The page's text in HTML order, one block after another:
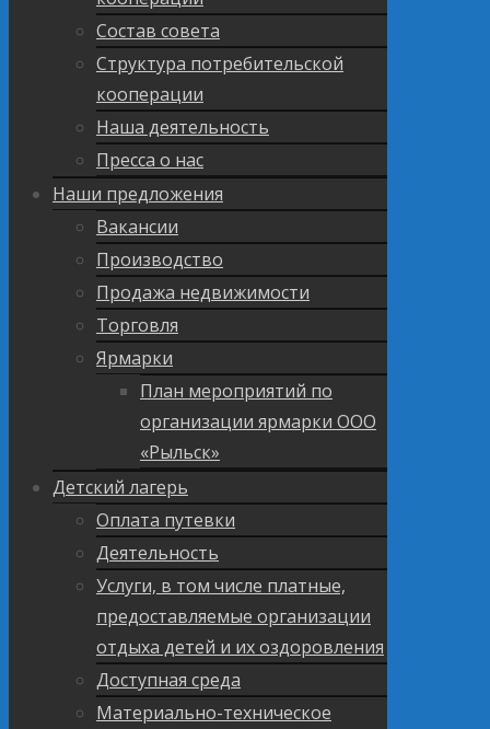
Состав совета
Структура потребительской
кооперации
Наша деятельность
Пресса о нас
Наши предложения
Вакансии
Производство
Продажа недвижимости
Торговля
Ярмарки
План мероприятий по
организации ярмарки ООО
«Рыльск»
Детский лагерь
Оплата путевки
Деятельность
Услуги, в том числе платные,
предоставляемые организации
отдыха детей и их оздоровления
Доступная среда
Материально-техническое